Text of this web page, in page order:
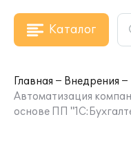
Каталог
Главная
Внедрения
Автоматизация
основе ПП